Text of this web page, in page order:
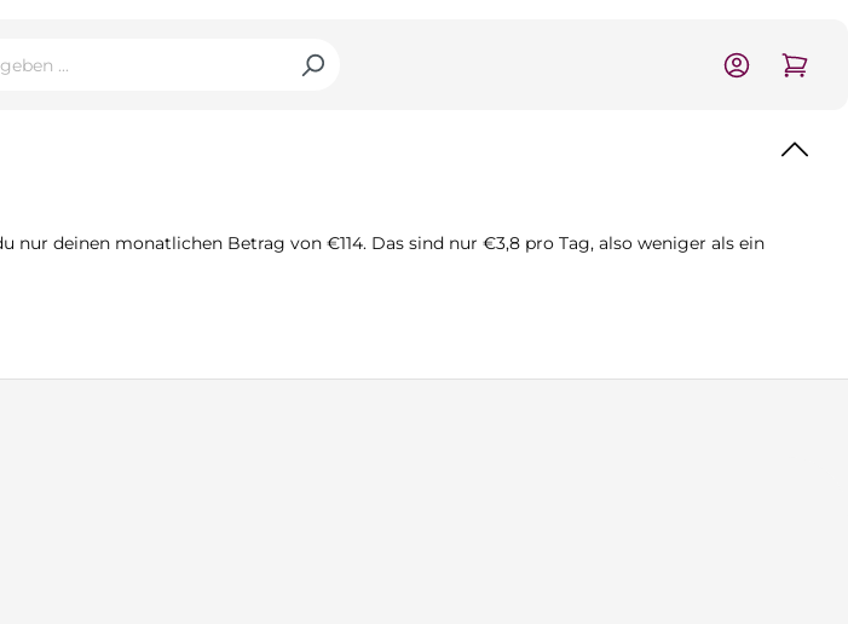
deinen monatlichen Betrag von €114. Das sind nur €3,8 pro Tag, also weniger als ein